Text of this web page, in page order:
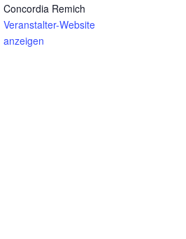
Concordia Remich
Veranstalter-Website
anzeigen